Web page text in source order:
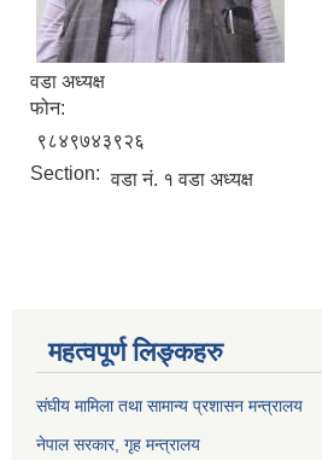
वडा अध्यक्ष
फोन:
९८४९७४३९२६
Section: वडा नं. १ वडा अध्यक्ष
महत्वपूर्ण लिङ्कहरु
संघीय मामिला तथा सामान्य प्रशासन मन्त्रालय
नेपाल सरकार, गृह मन्त्रालय